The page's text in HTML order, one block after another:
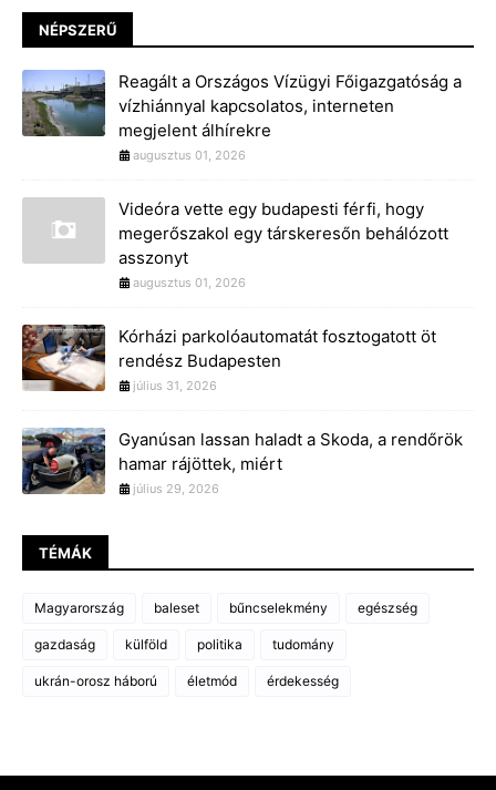
NÉPSZERŰ
Reagált a Országos Vízügyi Főigazgatóság a
vízhiánnyal kapcsolatos, interneten
megjelent álhírekre
augusztus 01, 2026
Videóra vette egy budapesti férfi, hogy
megerőszakol egy társkeresőn behálózott
asszonyt
augusztus 01, 2026
Kórházi parkolóautomatát fosztogatott öt
rendész Budapesten
július 31, 2026
Gyanúsan lassan haladt a Skoda, a rendőrök
hamar rájöttek, miért
július 29, 2026
TÉMÁK
Magyarország baleset bűncselekmény egészség
gazdaság külföld politika tudomány
ukrán-orosz háború életmód érdekesség